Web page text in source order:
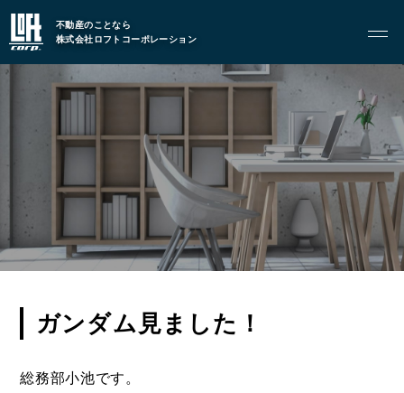
不動産のことなら
株式会社ロフトコーポレーション
GARAGE APART ガレージアパート
G CRAFT
ABOUT 私たちについて
- 会社概要
ガンダム見ました！
総務部小池です。